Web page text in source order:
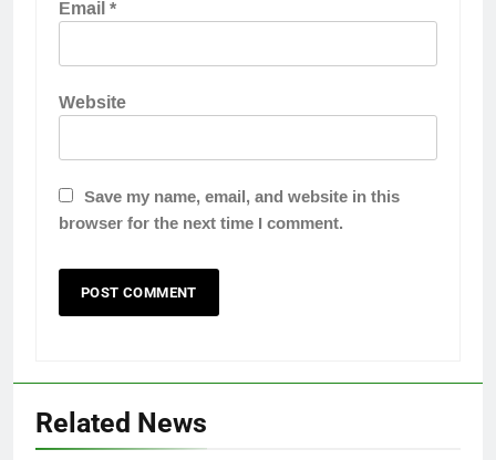
Email*
Website
Save my name, email, and website in this
browser for the next time I comment.
Related News